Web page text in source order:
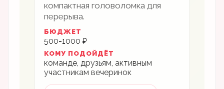
компактная головоломка для
перерыва.
БЮДЖЕТ
500-1000 ₽
КОМУ ПОДОЙДЁТ
команде, друзьям, активным
участникам вечеринок